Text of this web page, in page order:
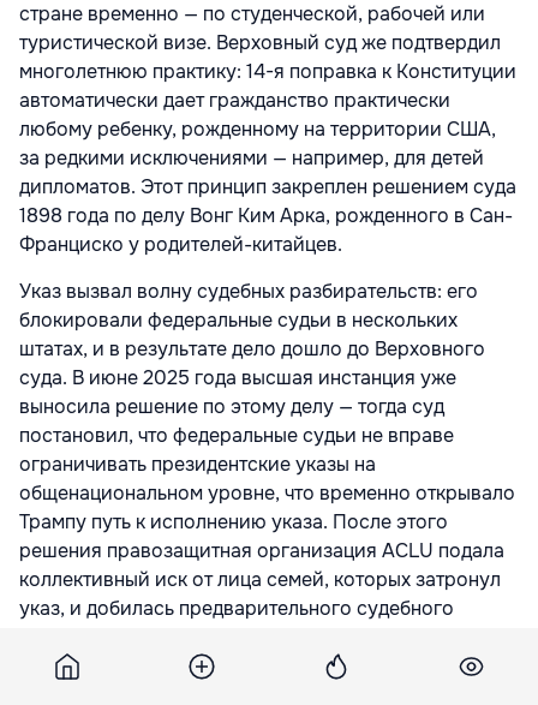
стране временно — по студенческой, рабочей или
туристической визе. Верховный суд же подтвердил
многолетнюю практику: 14-я поправка к Конституции
автоматически дает гражданство практически
любому ребенку, рожденному на территории США,
за редкими исключениями — например, для детей
дипломатов. Этот принцип закреплен решением суда
1898 года по делу Вонг Ким Арка, рожденного в Сан-
Франциско у родителей-китайцев.
Указ вызвал волну судебных разбирательств: его
блокировали федеральные судьи в нескольких
штатах, и в результате дело дошло до Верховного
суда. В июне 2025 года высшая инстанция уже
выносила решение по этому делу — тогда суд
постановил, что федеральные судьи не вправе
ограничивать президентские указы на
общенациональном уровне, что временно открывало
Трампу путь к исполнению указа. После этого
решения правозащитная организация ACLU подала
коллективный иск от лица семей, которых затронул
указ, и добилась предварительного судебного
дома в Верховном суде.